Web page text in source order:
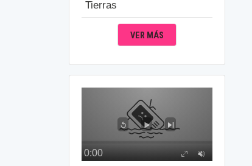
Tierras
VER MÁS